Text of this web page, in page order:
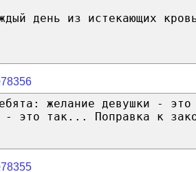
день из истекающих
желание девушки -
- это так... Поправка к